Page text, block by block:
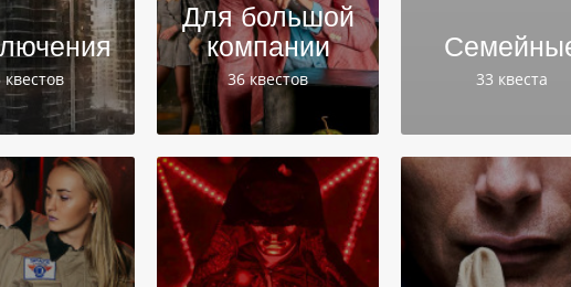
квестов
Для большой
компании
36 квестов 33 квеста